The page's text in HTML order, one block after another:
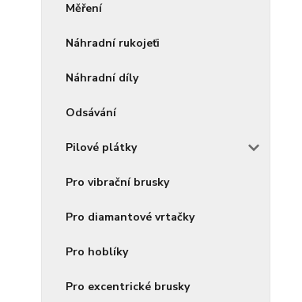
Měření
Náhradní rukojeťi
Náhradní díly
Odsávání
Pilové plátky
Pro vibrační brusky
Pro diamantové vrtačky
Pro hoblíky
Pro excentrické brusky